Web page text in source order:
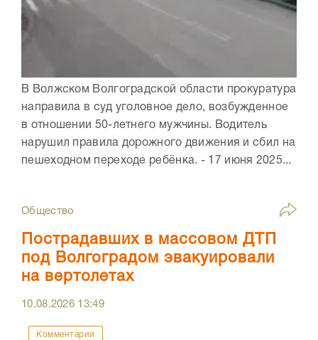
В Волжском Волгоградской области прокуратура
направила в суд уголовное дело, возбужденное
в отношении 50-летнего мужчины. Водитель
нарушил правила дорожного движения и сбил на
пешеходном переходе ребёнка. - 17 июня 2025...
Общество
Пострадавших в массовом ДТП
под Волгоградом эвакуировали
на вертолетах
10.08.2026 13:49
Комментарии